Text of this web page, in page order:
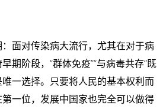
面对传染病大流行，尤其在对于病
期阶段，“群体免疫”“与病毒共存”既
一选择。只要将人民的基本权利而
一位，发展中国家也完全可以做得